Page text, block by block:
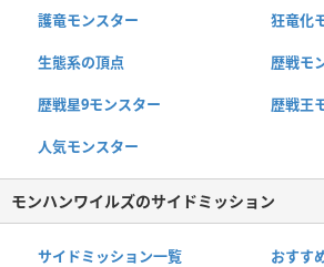
護竜モンスター 狂竜化
生態系の頂点 歴戦モ
歴戦星9モンスター 歴戦王
人気モンスター
モンハンワイルズのサイドミッション
サイドミッション一覧 おすす